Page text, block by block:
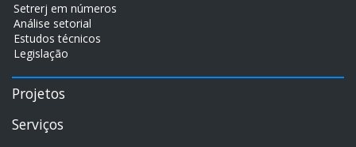
Setrerj em números
Análise setorial
Estudos técnicos
Legislação
Projetos
Serviços